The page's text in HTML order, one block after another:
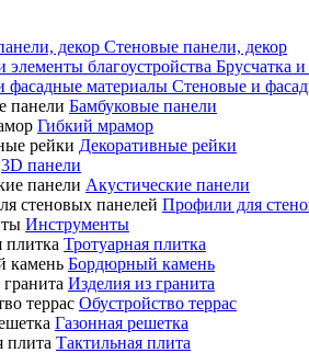
Стеновые панели, декор
Брусчатка
Стеновые и
Бамбуковые панели
Гибкий мрамор
Декоративные рейки
3D панели
Акустические панели
Профили для
Инструменты
Тротуарная плитка
Бордюрный камень
Изделия из гранита
Обустройство террас
Газонная решетка
Тактильная плита